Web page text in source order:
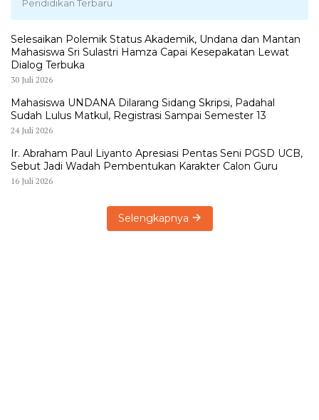
Pendidikan Terbaru
Selesaikan Polemik Status Akademik, Undana dan Mantan
Mahasiswa Sri Sulastri Hamza Capai Kesepakatan Lewat
Dialog Terbuka
30 Juli 2026
Mahasiswa UNDANA Dilarang Sidang Skripsi, Padahal
Sudah Lulus Matkul, Registrasi Sampai Semester 13
24 Juli 2026
Ir. Abraham Paul Liyanto Apresiasi Pentas Seni PGSD UCB,
Sebut Jadi Wadah Pembentukan Karakter Calon Guru
16 Juli 2026
Selengkapnya